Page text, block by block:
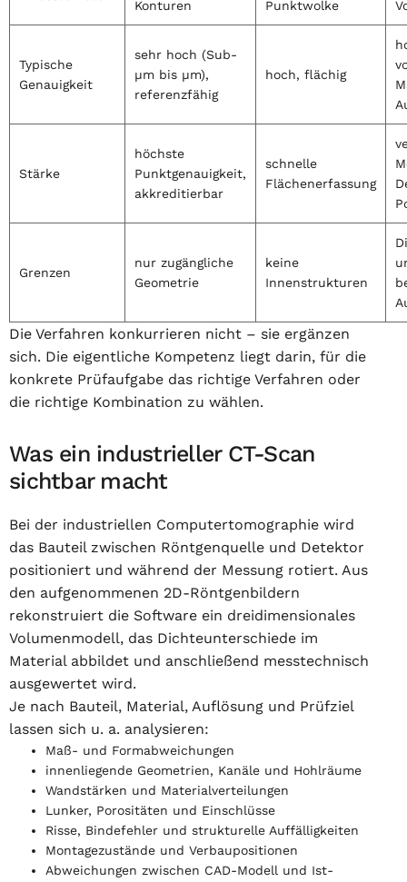
Konturen Punktwolke
Typische
Genauigkeit
sehr hoch (Sub-
µm bis µm),
referenzfähig
hoch, flächig
Stärke
höchste
Punktgenauigkeit,
akkreditierbar
schnelle
Flächenerfassung
Grenzen
nur zugängliche
Geometrie
keine
Innenstrukturen
Die Verfahren konkurrieren nicht – sie ergänzen
sich. Die eigentliche Kompetenz liegt darin, für die
konkrete Prüfaufgabe das richtige Verfahren oder
die richtige Kombination zu wählen.
Was ein industrieller CT-Scan
sichtbar macht
Bei der industriellen Computertomographie wird
das Bauteil zwischen Röntgenquelle und Detektor
positioniert und während der Messung rotiert. Aus
den aufgenommenen 2D-Röntgenbildern
rekonstruiert die Software ein dreidimensionales
Volumenmodell, das Dichteunterschiede im
Material abbildet und anschließend messtechnisch
ausgewertet wird.
Je nach Bauteil, Material, Auflösung und Prüfziel
lassen sich u. a. analysieren:
Maß- und Formabweichungen
innenliegende Geometrien, Kanäle und Hohlräume
Wandstärken und Materialverteilungen
Lunker, Porositäten und Einschlüsse
Risse, Bindefehler und strukturelle Auffälligkeiten
Montagezustände und Verbaupositionen
Abweichungen zwischen CAD-Modell und Ist-